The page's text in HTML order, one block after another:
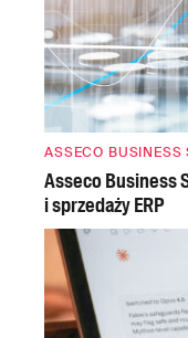
ASSECO BUSINESS
Asseco Business
i sprzedaży ERP